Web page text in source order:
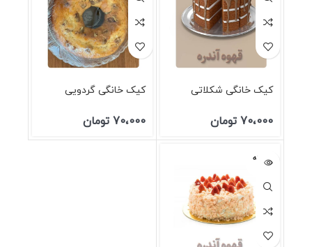
کیک خانگی شکلاتی
70،000 تومان
کیک خانگی گردویی
70،000 تومان
فروخته
شده